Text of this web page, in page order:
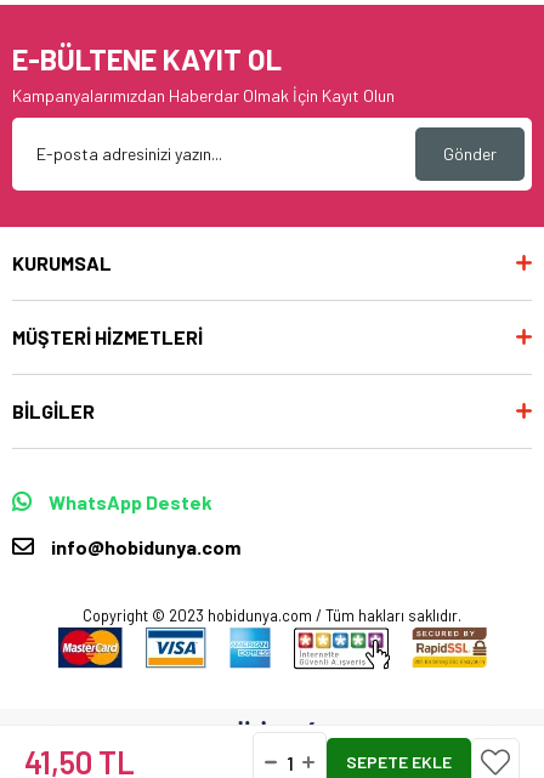
41,50 TL
E-BÜLTENE KAYIT OL
Kampanyalarımızdan Haberdar Olmak İçin Kayıt Olun
Gönder
KURUMSAL
MÜŞTERİ HİZMETLERİ
BİLGİLER
WhatsApp Destek
info@hobidunya.com
Copyright © 2023 hobidunya.com / Tüm hakları saklıdır.